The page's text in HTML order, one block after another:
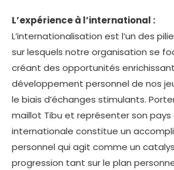
L’expérience à l’international :
L’internationalisation est l’un des
sur lesquels notre organisation se
créant des opportunités
développement personnel de nos
le biais d’échanges stimulants.
maillot Tibu et représenter son pays
internationale constitue un
personnel qui agit comme un
progression tant sur le plan